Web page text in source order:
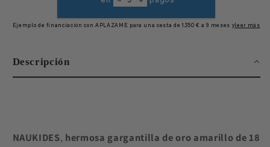
Descripción
NAUKIDES, hermosa gargantilla de oro amarillo de 18